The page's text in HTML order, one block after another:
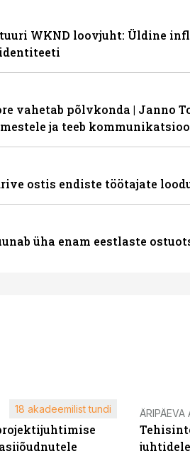
WKND loovjuht: Üldine
vahetab põlvkonda | Janno
ja teeb
ostis endiste töötajate
üha enam eestlaste
18 akadeemilist tundi ÄRIPÄEVA